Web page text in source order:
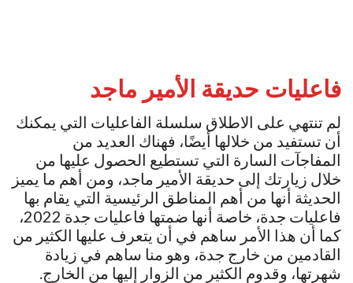
فاعليات حديقة الأمير ماجد
لم تنتهي على الاطلاق سلسلة الفاعليات التي يمكنك
أن تستفيد من خلالها أيضًا، فهناك العديد من
المفاجآت السارة التي تستطيع الحصول عليها من
خلال زيارتك إلى حديقة الأمير ماجد، ومن أهم ما يميز
الحديثة أنها من أهم المناطق الرئيسية التي يقام بها
فاعليات جدة، خاصة أنها ضمتها فاعليات جدة 2022،
كما أن هذا الأمر ساهم في أن يتعرف عليها الكثير من
القادمين من خارج جدة، وهو منا ساهم في زيادة
شهرتها، وقدوم الكثير من الزوار إليها من الخارج.